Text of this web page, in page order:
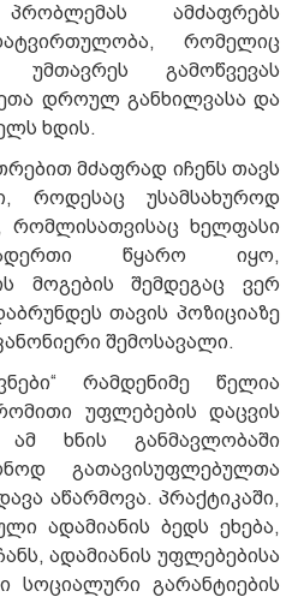
ამძაფრებს
რომელიც
გამოწვევას
დროულ განხილვასა და
ხდის.
მძაფრად იჩენს თავს
როდესაც უსამსახუროდ
რომლისათვისაც ხელფასი
წყარო იყო,
მოგების შემდეგაც ვერ
თავის პოზიციაზე
შემოსავალი.
რამდენიმე წელია
უფლებების დაცვის
ხნის განმავლობაში
გათავისუფლებულთა
აწარმოვა. პრაქტიკაში,
ადამიანის ბედს ეხება,
ადამიანის უფლებებისა
სოციალური გარანტიების